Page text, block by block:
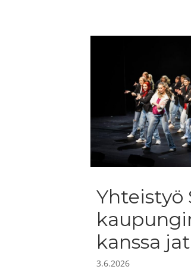
Yhteistyö
kanssa
3.6.2026